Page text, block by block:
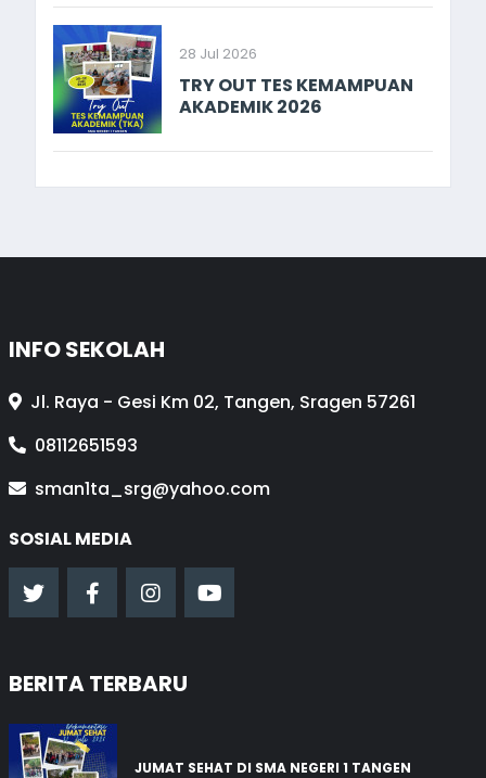
28 Jul 2026
TRY OUT TES KEMAMPUAN
AKADEMIK 2026
INFO SEKOLAH
Jl. Raya - Gesi Km 02, Tangen, Sragen 57261
08112651593
sman1ta_srg@yahoo.com
SOSIAL MEDIA
BERITA TERBARU
JUMAT SEHAT DI SMA NEGERI 1 TANGEN